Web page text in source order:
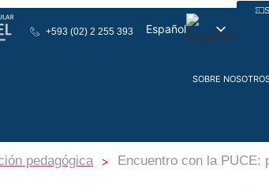
+593 (02) 2 255 393 Español
SOBRE
pedagógica > Encuentro con la PUCE: